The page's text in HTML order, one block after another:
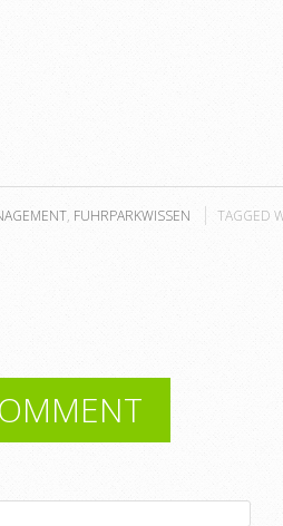
, FUHRPARKWISSEN TAGGED